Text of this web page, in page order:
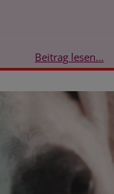
Beitrag lesen...